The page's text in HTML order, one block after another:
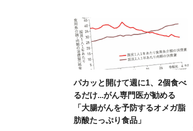
パカッと開けて週に1、2個食べ
るだけ...がん専門医が勧める
「大腸がんを予防するオメガ脂
肪酸たっぷり食品」